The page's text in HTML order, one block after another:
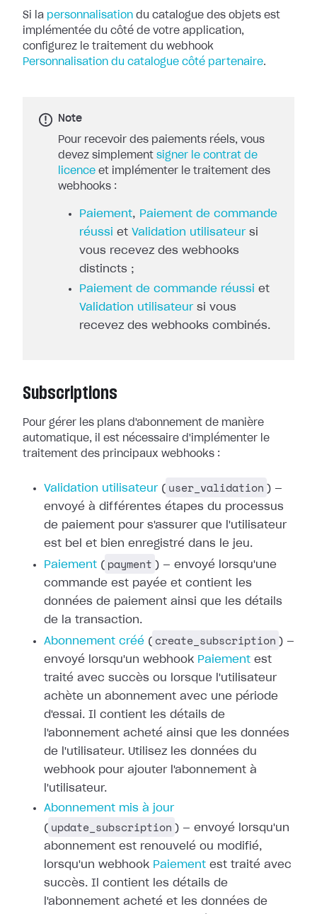
Si la personnalisation du catalogue des objets est
implémentée du côté de votre application,
configurez le traitement du webhook
Personnalisation du catalogue côté partenaire.
Note
Pour recevoir des paiements réels, vous
devez simplement signer le contrat de
licence et implémenter le traitement des
webhooks :
Paiement, Paiement de commande
réussi et Validation utilisateursi
vous recevez des webhooks
distincts ;
Paiement de commande réussi et
Validation utilisateursi vous
recevez des webhooks combinés.
Subscriptions
Pour gérer les plans d'abonnement de manière
automatique, il est nécessaire d'implémenter le
traitement des principaux webhooks :
Validation utilisateur ( user_validation ) —
envoyé à différentes étapes du processus
de paiement pour s'assurer que l'utilisateur
est bel et bien enregistré dans le jeu.
Paiement ( payment ) — envoyé lorsqu'une
commande est payée et contient les
données de paiement ainsi que les détails
de la transaction.
Abonnement créé ( create_subscription ) —
envoyé lorsqu'un webhook Paiement est
traité avec succès ou
lorsque l'utilisateur
achète un abonnement avec une période
d'essai. Il contient les détails de
l'abonnement acheté ainsi que les données
de l'utilisateur. Utilisez les données du
webhook pour ajouter l'abonnement à
l'utilisateur.
Abonnement mis à jour
( update_subscription ) — envoyé lorsqu'un
abonnement est renouvelé ou modifié,
lorsqu'un webhook Paiement est traité avec
succès. Il contient les détails de
l'abonnement acheté et les données de